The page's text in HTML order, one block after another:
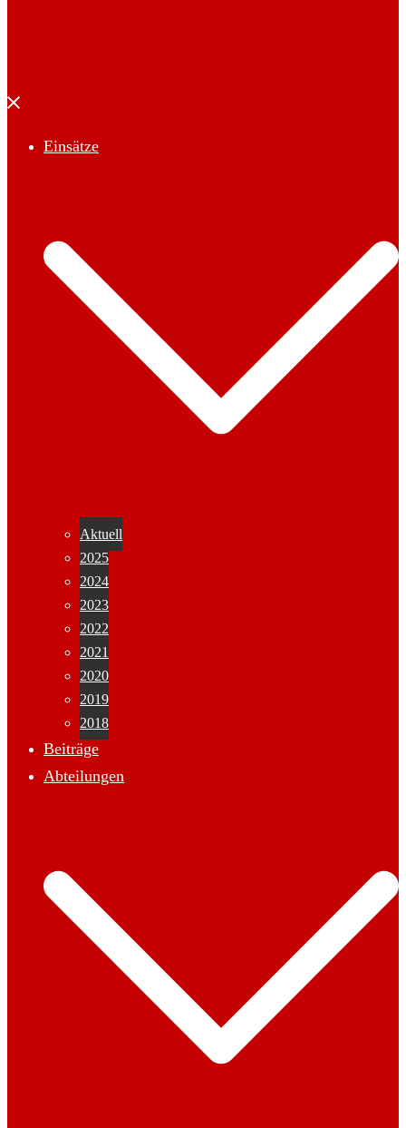
Menü
Einsätze
Aktuell
2025
2024
2023
2022
2021
2020
2019
2018
Beiträge
Abteilungen